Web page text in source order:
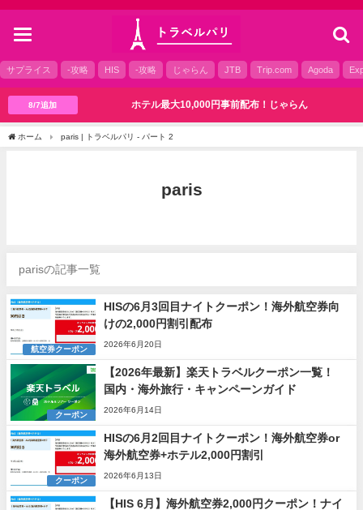
toggle
サプライス -攻略 HIS -攻略 じゃらん JTB Trip.com Agoda
8/7追加 ホテル最大10,000円事前配布！じゃらん
ホーム paris | トラベルパリ - パート 2
paris
parisの記事一覧
航空券クーポン
HISの6月3回目ナイトクーポン！海外航空券向
けの2,000円割引配布
2026年6月20日
クーポン
【2026年最新】楽天トラベルクーポン一覧！
国内・海外旅行・キャンペーンガイド
2026年6月14日
クーポン
HISの6月2回目ナイトクーポン！海外航空券or
海外航空券+ホテル2,000円割引
2026年6月13日
【HIS 6月】海外航空券2,000円クーポン！ナイ